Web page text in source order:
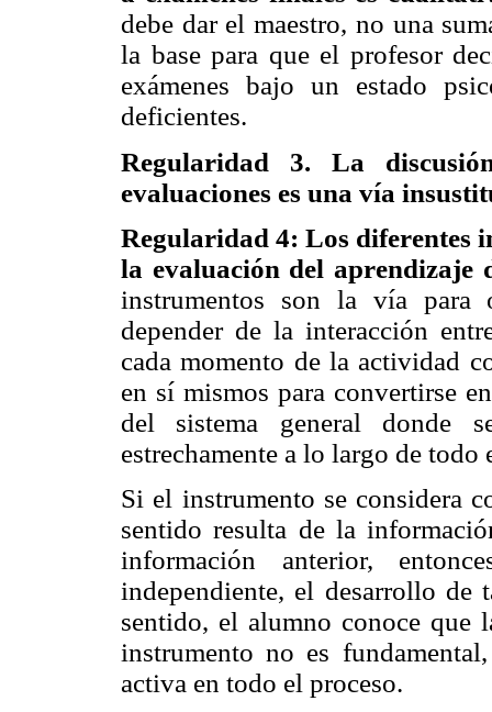
debe dar el maestro, no una
la base para que el profesor
exámenes bajo un estado
deficientes.
Regularidad 3. La
evaluaciones es una vía
Regularidad 4: Los diferentes
la evaluación del
instrumentos son la vía para
depender de la interacción
cada momento de la actividad
en sí mismos para convertirse
del sistema general donde
estrechamente a lo largo de todo
Si el instrumento se considera
sentido resulta de la
información anterior,
independiente, el desarrollo de
sentido, el alumno conoce que
instrumento no es
activa en todo el proceso.